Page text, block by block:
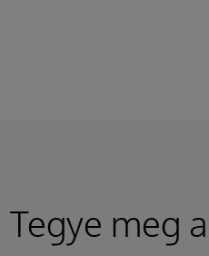
Tegye meg